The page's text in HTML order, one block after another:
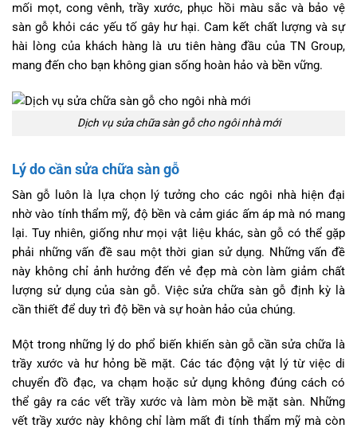
mối mọt, cong vênh, trầy xước, phục hồi màu sắc và bảo vệ
sàn gỗ khỏi các yếu tố gây hư hại. Cam kết chất lượng và sự
hài lòng của khách hàng là ưu tiên hàng đầu của TN Group,
mang đến cho bạn không gian sống hoàn hảo và bền vững.
Dịch vụ sửa chữa sàn gỗ cho ngôi nhà mới
Lý do cần sửa chữa sàn gỗ
Sàn gỗ luôn là lựa chọn lý tưởng cho các ngôi nhà hiện đại
nhờ vào tính thẩm mỹ, độ bền và cảm giác ấm áp mà nó mang
lại. Tuy nhiên, giống như mọi vật liệu khác, sàn gỗ có thể gặp
phải những vấn đề sau một thời gian sử dụng. Những vấn đề
này không chỉ ảnh hưởng đến vẻ đẹp mà còn làm giảm chất
lượng sử dụng của sàn gỗ. Việc sửa chữa sàn gỗ định kỳ là
cần thiết để duy trì độ bền và sự hoàn hảo của chúng.
Một trong những lý do phổ biến khiến sàn gỗ cần sửa chữa là
trầy xước và hư hỏng bề mặt. Các tác động vật lý từ việc di
chuyển đồ đạc, va chạm hoặc sử dụng không đúng cách có
thể gây ra các vết trầy xước và làm mòn bề mặt sàn. Những
vết trầy xước này không chỉ làm mất đi tính thẩm mỹ mà còn